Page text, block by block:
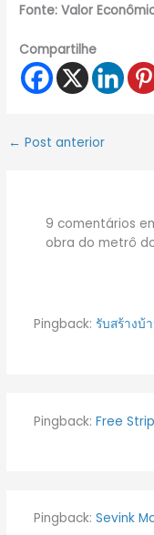
Fonte: Valor
Compartilhe
← Post anterior
9 comentários
obra do metrô
Pingback: รับสร้างบ้
Pingback: Free
Pingback: Sevink